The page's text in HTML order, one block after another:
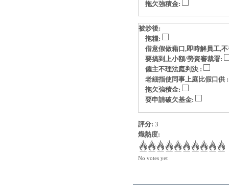
拖欠強積金:
被炒後:
拖糧:
借意假做藉口,即時解員工,
要搞到上小額/勞資審裁署:
僱主不理法庭判決 :
老細指使同事上庭比假口供
拖欠強積金:
要申請破欠基金:
評分: 3
熾熱度:
No votes yet